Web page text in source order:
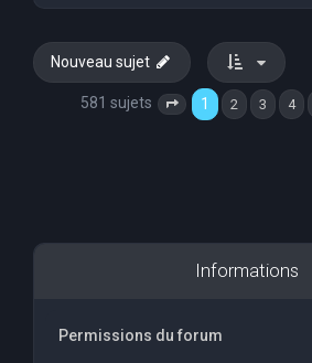
Nouveau sujet
581 sujets Page 1 sur24
1 2 3 4
Informations
Permissions du forum